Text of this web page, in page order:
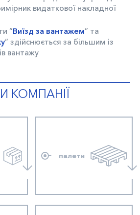
видаткової накладної
“Виїзд за вантажем” та
” здійснюється за більшим із
вантажу
КОМПАНІЇ
палети